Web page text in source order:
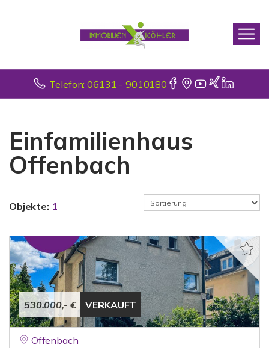
Telefon: 06131 - 9010180
Einfamilienhaus
Offenbach
Objekte: 1
530.000,- € VERKAUFT
Offenbach